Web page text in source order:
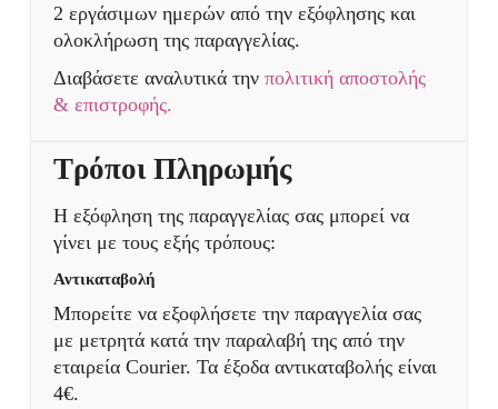
2 εργάσιμων ημερών από την εξόφλησης και
ολοκλήρωση της παραγγελίας.
Διαβάσετε αναλυτικά την πολιτική αποστολής
& επιστροφής.
Τρόποι Πληρωμής
Η εξόφληση της παραγγελίας σας μπορεί να
γίνει με τους εξής τρόπους:
Αντικαταβολή
Μπορείτε να εξοφλήσετε την παραγγελία σας
με μετρητά κατά την παραλαβή της από την
εταιρεία Courier. Τα έξοδα αντικαταβολής είναι
4€.